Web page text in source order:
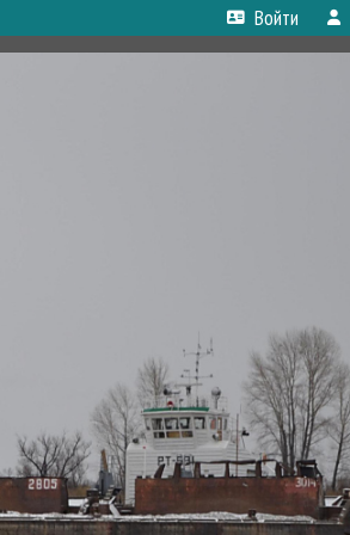
Войти